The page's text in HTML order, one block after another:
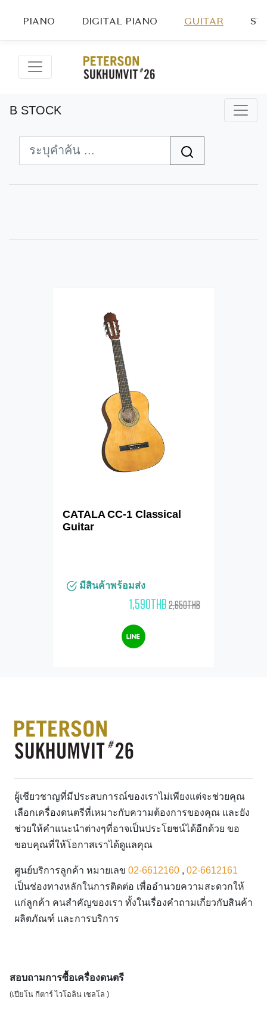
PIANO DIGITAL PIANO GUITAR
B STOCK
CATALA CC-1 Classical
Guitar
มีสินค้าพร้อมส่ง
1,590THB2,650THB
ผู้เชียวชาญที่มีประสบการณ์ของเราไม่เพียงแต่จะช่วยคุณ
เลือกเครื่องดนตรีที่เหมาะกับความต้องการของคุณ และยัง
ช่วยให้คำแนะนำต่างๆที่อาจเป็นประโยชน์ได้อีกด้วย ขอ
ขอบคุณที่ให้โอกาสเราได้ดูแลคุณ
ศูนย์บริการลูกค้า หมายเลข 02-6612160 , 02-6612161
เป็นช่องทางหลักในการติดต่อ เพื่ออำนวยความสะดวกให้
แก่ลูกค้า คนสำคัญของเรา ทั้งในเรื่องคำถามเกี่ยวกับสินค้า
ผลิตภัณฑ์ และการบริการ
สอบถามการซื้อเครื่องดนตรี
(เปียโน กีตาร์ ไวโอลิน เชลโล )